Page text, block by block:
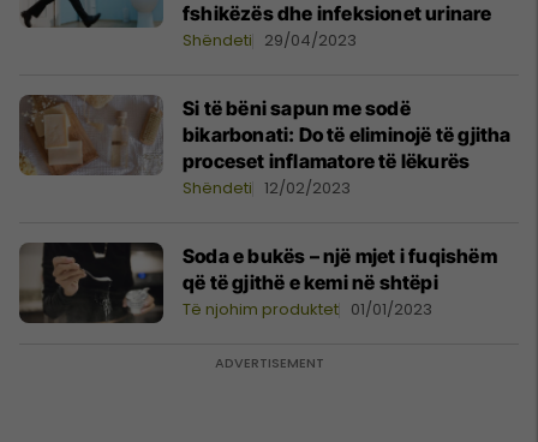
fshikëzës dhe infeksionet urinare
Shëndeti 29/04/2023
Si të bëni sapun me sodë
bikarbonati: Do të eliminojë të gjitha
proceset inflamatore të lëkurës
Shëndeti 12/02/2023
Soda e bukës – një mjet i fuqishëm
që të gjithë e kemi në shtëpi
Të njohim produktet 01/01/2023